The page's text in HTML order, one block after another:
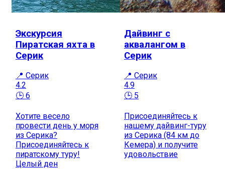
Экскурсия
Пиратская яхта в
Серик
📍 Серик
4.2
🕒 6
Хотите весело
провести день у моря
из Серика?
Присоединяйтесь к
пиратскому туру!
Целый ден
Дайвинг с
аквалангом в
Серик
📍 Серик
4.9
🕒 5
Присоединяйтесь к
нашему дайвинг-туру
из Серика (84 км до
Кемера) и получите
удовольствие